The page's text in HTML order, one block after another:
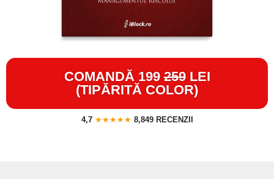
COMANDĂ 199259LEI
(TIPĂRITĂ COLOR)
4,7★★★★★ 8,849 RECENZII